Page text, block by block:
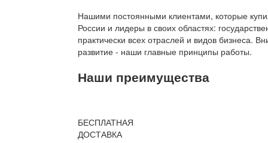
Нашими постоянными клиентами, которые
России и лидеры в своих областях:
практически всех отраслей и видов бизнеса.
развитие - наши главные принципы работы.
Наши преимущества
БЕСПЛАТНАЯ
ДОСТАВКА